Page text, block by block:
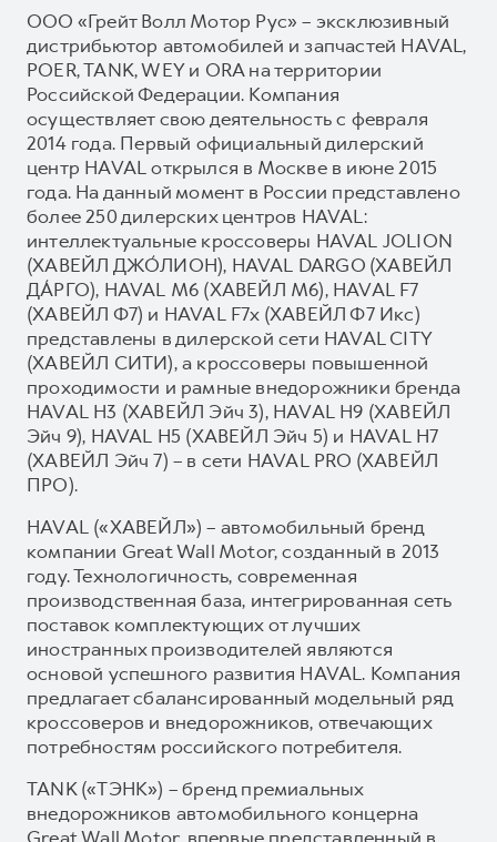
ООО «Грейт Волл Мотор Рус» – эксклюзивный
дистрибьютор автомобилей и запчастей HAVAL,
POER, TANK, WEY и ORA на территории
Российской Федерации. Компания
осуществляет свою деятельность с февраля
2014 года. Первый официальный дилерский
центр HAVAL открылся в Москве в июне 2015
года. На данный момент в России представлено
более 250 дилерских центров HAVAL:
интеллектуальные кроссоверы HAVAL JOLION
(ХАВЕЙЛ ДЖО́ЛИОН), HAVAL DARGO (ХАВЕЙЛ
ДА́РГО), HAVAL М6 (ХАВЕЙЛ M6), HAVAL F7
(ХАВЕЙЛ Ф7) и HAVAL F7x (ХАВЕЙЛ Ф7 Икс)
представлены в дилерской сети HAVAL CITY
(ХАВЕЙЛ СИТИ), а кроссоверы повышенной
проходимости и рамные внедорожники бренда
HAVAL H3 (ХАВЕЙЛ Эйч 3), HAVAL H9 (ХАВЕЙЛ
Эйч 9), HAVAL H5 (ХАВЕЙЛ Эйч 5) и HAVAL H7
(ХАВЕЙЛ Эйч 7) – в сети HAVAL PRO (ХАВЕЙЛ
ПРО).
HAVAL («ХАВЕЙЛ») – автомобильный бренд
компании Great Wall Motor, созданный в 2013
году. Технологичность, современная
производственная база, интегрированная сеть
поставок комплектующих от лучших
иностранных производителей являются
основой успешного развития HAVAL. Компания
предлагает сбалансированный модельный ряд
кроссоверов и внедорожников, отвечающих
потребностям российского потребителя.
TANK («ТЭНК») – бренд премиальных
внедорожников автомобильного концерна